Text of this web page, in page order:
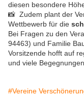
diesen besondere
📸 Zudem plant der
Wettbewerb für die
Bei Fragen zu den
94463) und Familie
Vorsitzende hofft auf
und viele
#Vereine